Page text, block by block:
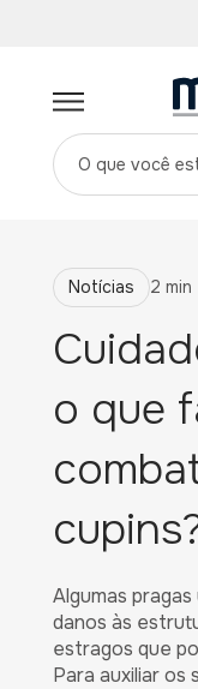
Notícias 2 min
o que
Algumas
danos às
estragos que
Para auxiliar os